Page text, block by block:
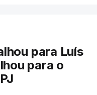
para Luís
para o